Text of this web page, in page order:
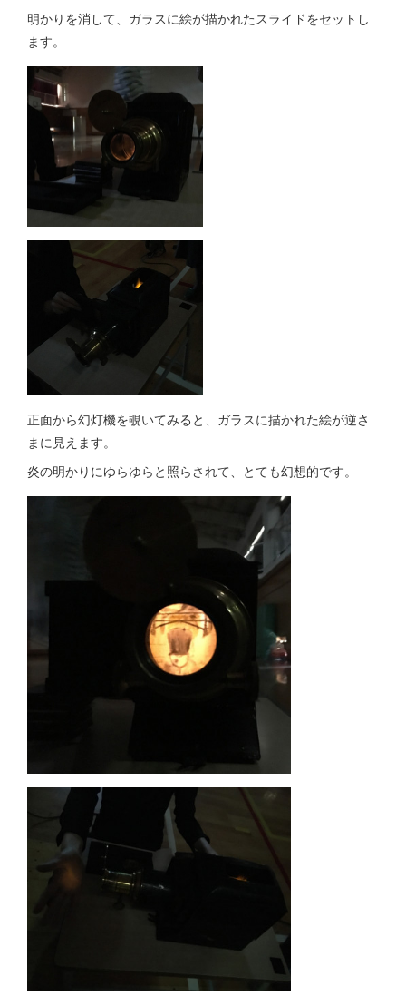
明かりを消して、ガラスに絵が描かれたスライドをセットし
ます。
正面から幻灯機を覗いてみると、ガラスに描かれた絵が逆さ
まに見えます。
炎の明かりにゆらゆらと照らされて、とても幻想的です。